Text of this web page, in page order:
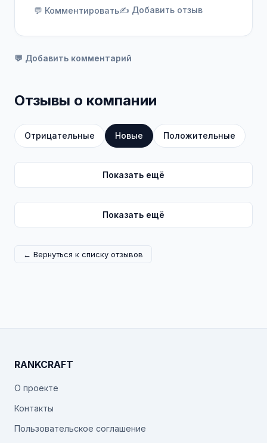
💬 Комментировать✍️ Добавить отзыв
💬 Добавить комментарий
Отзывы о компании
Отрицательные Новые Положительные
Показать ещё
Показать ещё
← Вернуться к списку отзывов
RANKCRAFT
О проекте
Контакты
Пользовательское соглашение